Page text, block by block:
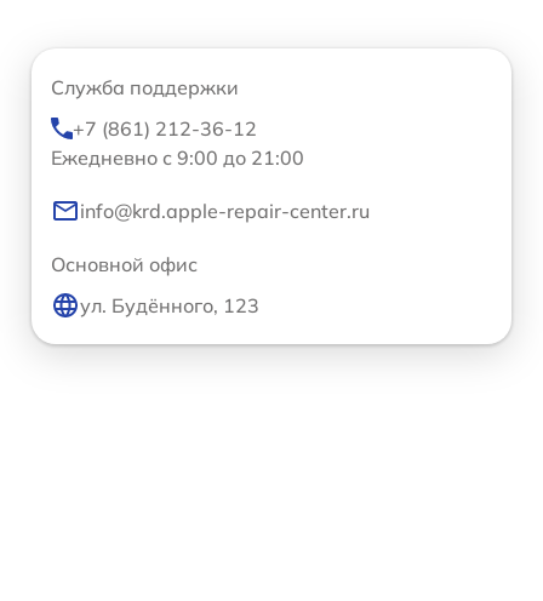
Служба поддержки
+7 (861) 212-36-12
Ежедневно с 9:00 до 21:00
info@krd.apple-repair-center.ru
Основной офис
ул. Будённого, 123